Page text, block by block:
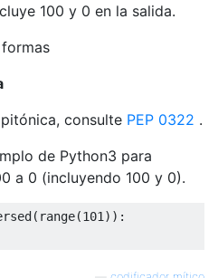
100 y 0 en la salida.
consulte PEP 0322 .
de Python3 para
a 0 (incluyendo 100 y 0).
( range(101 )):